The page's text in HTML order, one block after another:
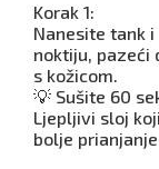
Korak 1:
Nanesite tank
noktiju, pazeći
s kožicom.
💡 Sušite 60
Ljepljivi sloj
bolje